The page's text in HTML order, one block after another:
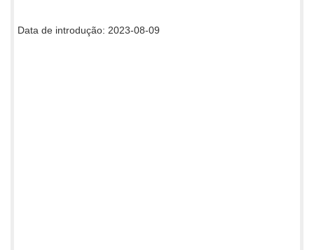
Data de introdução: 2023-08-09